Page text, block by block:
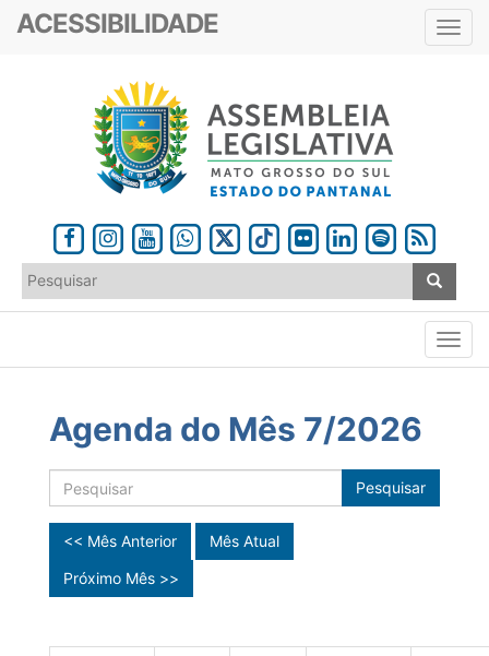
ACESSIBILIDADE
Agenda do Mês 7/2026
Pesquisar
<< Mês Anterior
Mês Atual
Próximo Mês >>